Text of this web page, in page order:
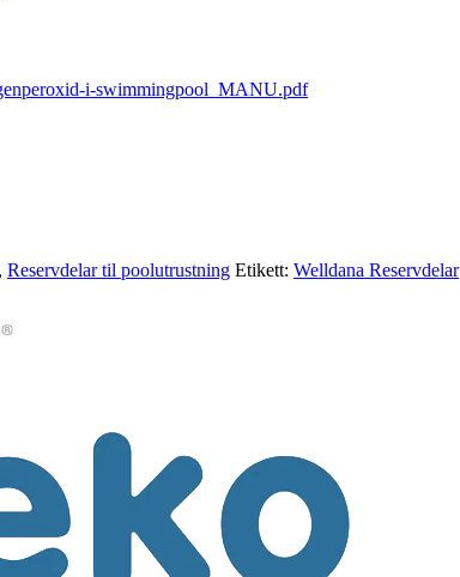
i-swimmingpool_MANU.pdf
, Reservdelar til poolutrustning Etikett: Welldana Reservdelar